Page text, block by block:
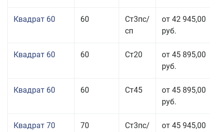
Квадрат 60 60
Ст3пс/
сп
от 42 945,00
руб.
Квадрат 60 60 Ст20
от 45 895,00
руб.
Квадрат 60 60 Ст45
от 45 895,00
руб.
Квадрат 70 70
Ст3пс/
от 45 945,00